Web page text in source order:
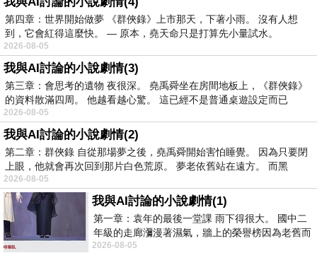
第四章：世界開始做夢 《群俠錄》上市那天，下著小雨。 沒有人想
到，它會紅得這麼快。 — 原本，堯天命只是打算先小量試水。
2026-08-05
我與AI討論的小說劇情(3)
第三章：會思考的遺物 夜很深。 堯禹舜坐在房間地板上，《群俠錄》
的資料散滿四周。 他越看越心驚。 這已經不是普通桌遊設定而已
2026-08-05
我與AI討論的小說劇情(2)
第二章：群俠錄 自從那場夢之後，堯禹舜開始害怕睡覺。 因為只要閉
上眼，他就會再次回到那片白色荒原。 夢老依舊站在遠方。 而黑
2026-08-05
我與AI討論的小說劇情(1)
第一章：袁年的最後一堂課 雨下得很大。 國中二
年級的走廊瀰漫著濕氣，牆上的榮譽榜因為老舊而
微微捲起。 堯禹舜站在辦公室外，手
2026-08-05